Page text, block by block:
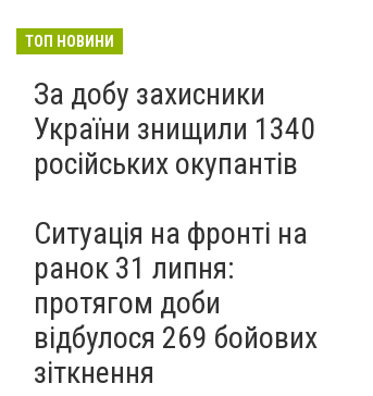
ТОП НОВИНИ
За добу захисники
України знищили 1340
російських окупантів
Ситуація на фронті на
ранок 31 липня:
протягом доби
відбулося 269 бойових
зіткнення